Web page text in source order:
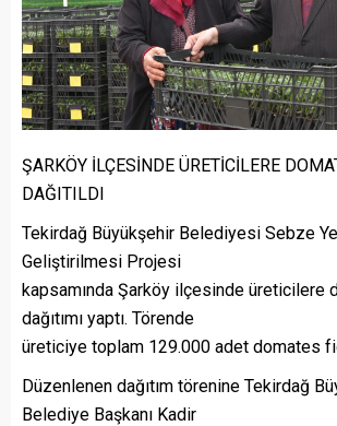
ŞARKÖY İLÇESİNDE ÜRETİCİLERE
DAĞITILDI
Tekirdağ Büyükşehir Belediyesi Sebze
Geliştirilmesi Projesi
kapsamında Şarköy ilçesinde üreticilere
dağıtımı yaptı. Törende
üreticiye toplam 129.000 adet domates
Düzenlenen dağıtım törenine Tekirdağ
Belediye Başkanı Kadir